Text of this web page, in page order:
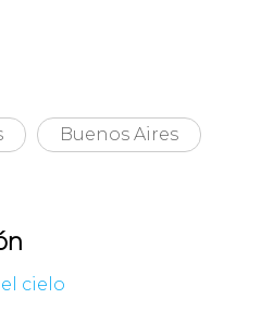
Buenos Aires
cielo